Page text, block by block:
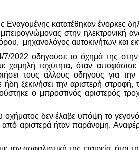
Εναγομένης κατατέθηκαν ένορκες
στην ηλεκτρονική
μηχανολόγος αυτοκινήτων και
7/2022 οδηγούσε το όχημά της
χαμηλή ταχύτητα, όταν
τους άλλους οδηγούς για
ξεκινήσει την αριστερή
ο μπροστινός αριστερός
οχήματος δεν έλαβε υπόψη το
αριστερά ήταν παράνομη.